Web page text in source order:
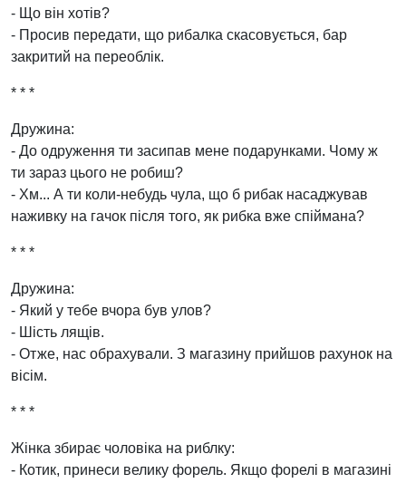
- Що він хотів?
- Просив передати, що рибалка скасовується, бар
закритий на переоблік.
* * *
Дружина:
- До одруження ти засипав мене подарунками. Чому ж
ти зараз цього не робиш?
- Хм... А ти коли-небудь чула, що б рибак насаджував
наживку на гачок після того, як рибка вже спіймана?
* * *
Дружина:
- Який у тебе вчора був улов?
- Шість лящів.
- Отже, нас обрахували. З магазину прийшов рахунок на
вісім.
* * *
Жінка збирає чоловіка на риблку:
- Котик, принеси велику форель. Якщо форелі в магазині